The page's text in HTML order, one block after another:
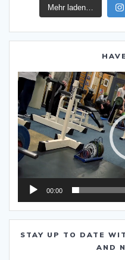
Mehr laden…
00:00
STAY UP TO DATE
AND